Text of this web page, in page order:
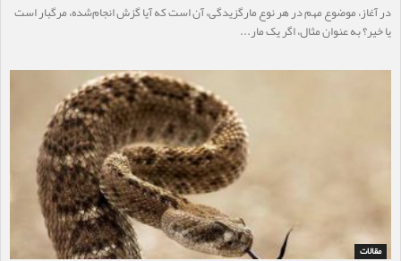
در آغاز، موضوع مهم در هر نوع مارگزیدگی، آن است که آیا گزش انجام‌شده، مرگبار است
یا خیر؟ به عنوان مثال، اگر یک مار...
مقالات